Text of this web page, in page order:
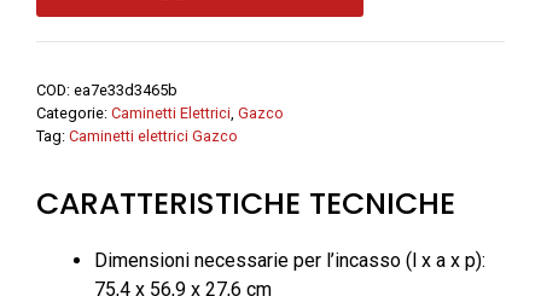
70
Gazco
quantità
COD: ea7e33d3465b
Categorie: Caminetti Elettrici Gazco
Tag: Caminetti elettrici Gazco
CARATTERISTICHE TECNICHE
Dimensioni necessarie per l’incasso (l x a x p):
75,4 x 56,9 x 27,6 cm